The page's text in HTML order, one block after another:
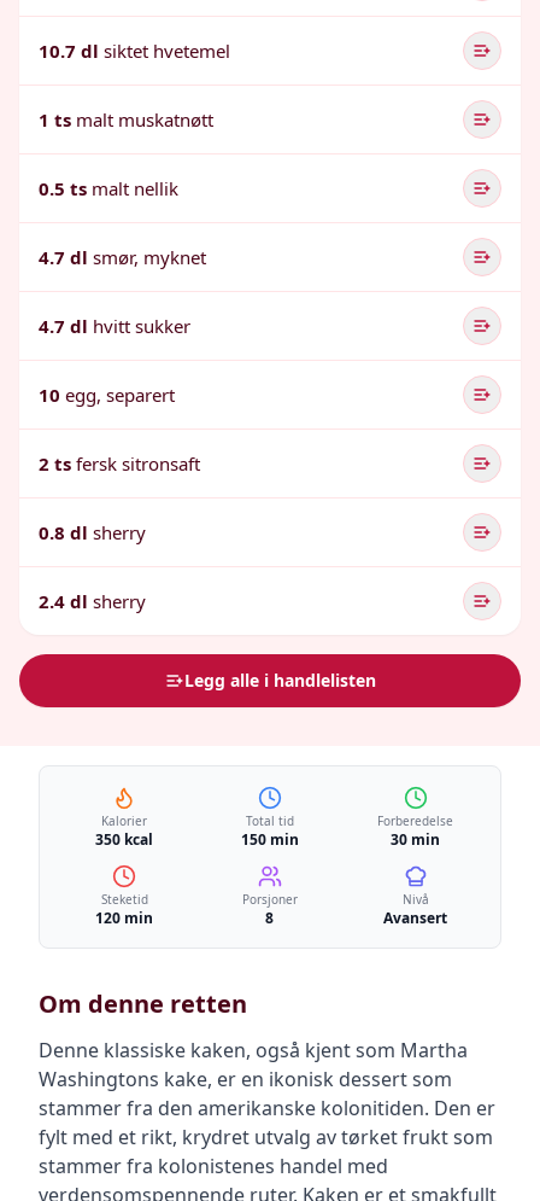
10.7 dl siktet hvetemel
1 ts malt muskatnøtt
0.5 ts malt nellik
4.7 dl smør, myknet
4.7 dl hvitt sukker
10 egg, separert
2 ts fersk sitronsaft
0.8 dl sherry
2.4 dl sherry
Legg alle i handlelisten
Kalorier
350 kcal
Total tid
150 min
Forberedelse
30 min
Steketid
120 min
Porsjoner
8
Nivå
Avansert
Om denne retten
Denne klassiske kaken, også kjent som Martha
Washingtons kake, er en ikonisk dessert som
stammer fra den amerikanske kolonitiden. Den er
fylt med et rikt, krydret utvalg av tørket frukt som
stammer fra kolonistenes handel med
verdensomspennende ruter. Kaken er et smakfullt